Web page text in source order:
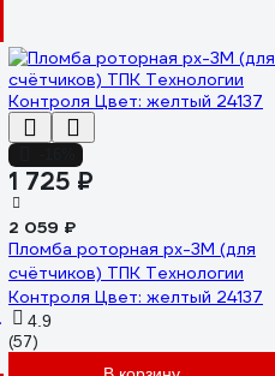
1 725 ₽
2 059 ₽
Пломба роторная рх-3М (для
счётчиков) ТПК Технологии
Контроля Цвет: желтый 24137
4.9
(57)